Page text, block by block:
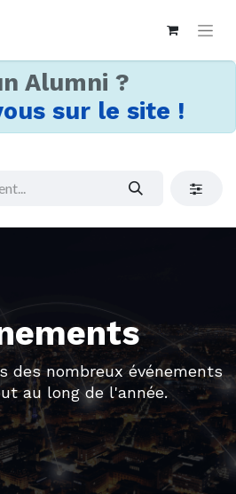
Alumni ?
sur le site !
des nombreux événements
au long de l'année.